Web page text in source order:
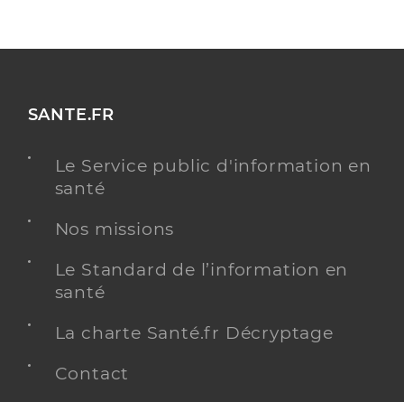
SANTE.FR
Le Service public d'information en
santé
Nos missions
Le Standard de l’information en
santé
La charte Santé.fr Décryptage
Contact